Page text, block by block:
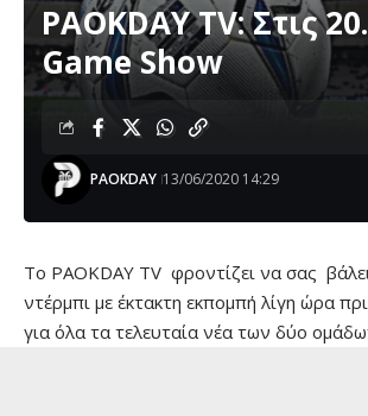
PAOKDAY TV: Στις
Game Show
PAOKDAY 13/06/2020 14:29
Το PAOKDAY TV φροντίζει να σας
ντέρμπι με έκτακτη εκπομπή λίγη ώρα
για όλα τα τελευταία νέα των δύο